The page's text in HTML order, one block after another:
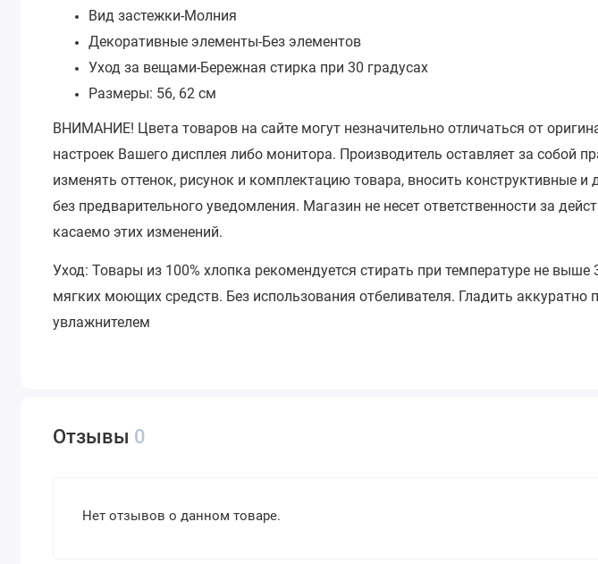
Вид застежки-Молния
Декоративные элементы-Без элементов
Уход за вещами-Бережная стирка при 30 градусах
Размеры: 56, 62 см
ВНИМАНИЕ! Цвета товаров на сайте могут незначительно отличаться от
настроек Вашего дисплея либо монитора. Производитель оставляет за собой
изменять оттенок, рисунок и комплектацию товара, вносить конструктивные и
без предварительного уведомления. Магазин не несет ответственности за
касаемо этих изменений.
Уход: Товары из 100% хлопка рекомендуется стирать при температуре не
мягких моющих средств. Без использования отбеливателя. Гладить аккуратно
увлажнителем
Отзывы 0
Нет отзывов о данном товаре.